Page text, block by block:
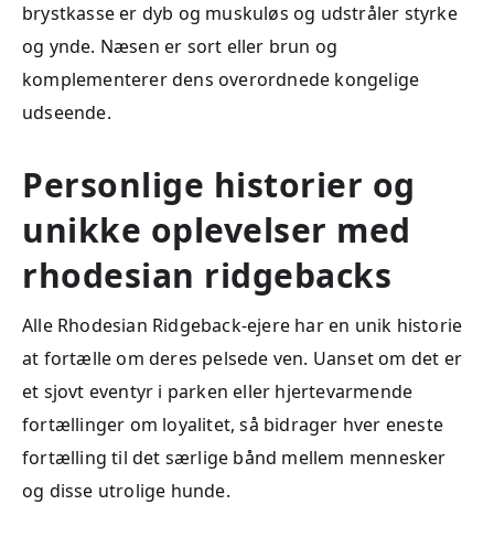
brystkasse er dyb og muskuløs og udstråler styrke
og ynde. Næsen er sort eller brun og
komplementerer dens overordnede kongelige
udseende.
Personlige historier og
unikke oplevelser med
rhodesian ridgebacks
Alle Rhodesian Ridgeback-ejere har en unik historie
at fortælle om deres pelsede ven. Uanset om det er
et sjovt eventyr i parken eller hjertevarmende
fortællinger om loyalitet, så bidrager hver eneste
fortælling til det særlige bånd mellem mennesker
og disse utrolige hunde.